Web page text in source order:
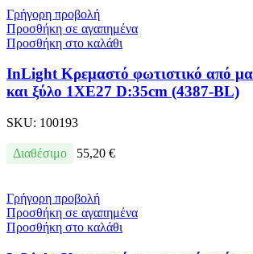
Γρήγορη προβολή
Προσθήκη σε αγαπημένα
Προσθήκη στο καλάθι
InLight Κρεμαστό φωτιστικό από
και ξύλο 1XE27 D:35cm (4387-BL)
SKU: 100193
Διαθέσιμο 55,20 €
Γρήγορη προβολή
Προσθήκη σε αγαπημένα
Προσθήκη στο καλάθι